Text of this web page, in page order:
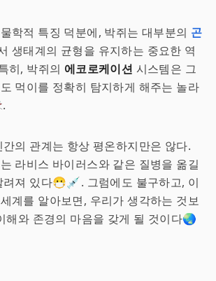
학적 특징 덕분에, 박쥐는 대부분의 곤
생태계의 균형을 유지하는 중요한 역
히, 박쥐의 에코로케이션 시스템은 그
먹이를 정확히 탐지하게 해주는 놀라
의 관계는 항상 평온하지만은 않다.
라비스 바이러스와 같은 질병을 옮길
려져 있다😷💉. 그럼에도 불구하고, 이
계를 알아보면, 우리가 생각하는 것보
해와 존경의 마음을 갖게 될 것이다🌏